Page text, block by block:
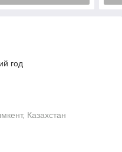
год
Казахстан